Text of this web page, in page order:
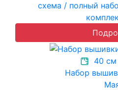
схема / полный
40
Набор